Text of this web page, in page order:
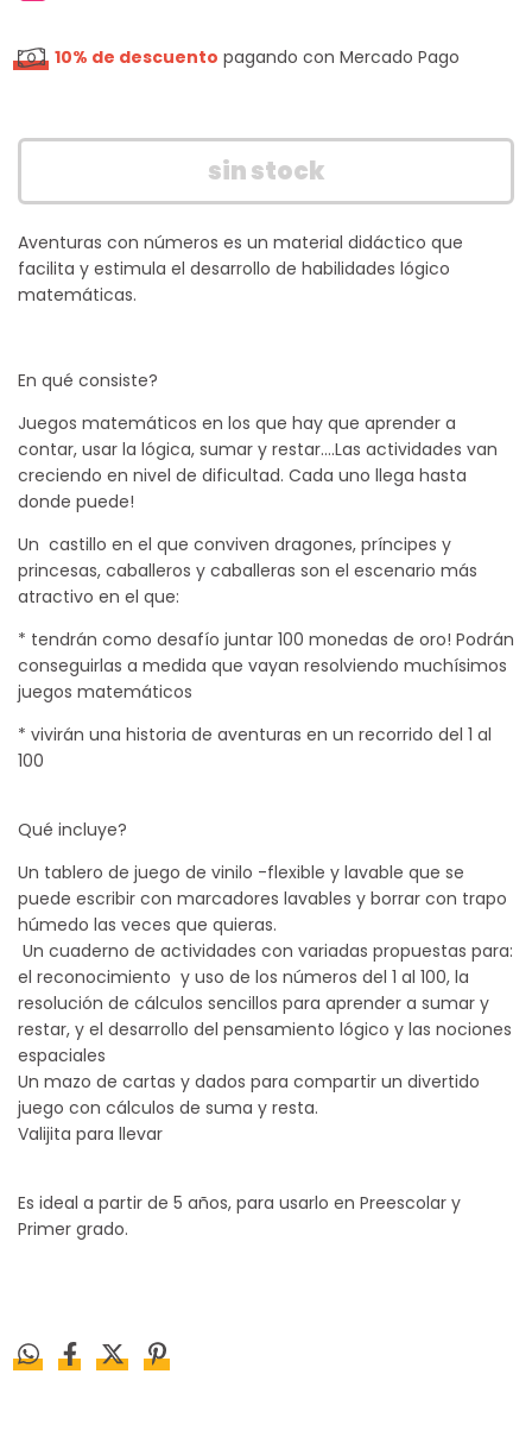
10% de descuento pagando con Mercado Pago
Aventuras con números es un material didáctico que
facilita y estimula el desarrollo de habilidades lógico
matemáticas.
En qué consiste?
Juegos matemáticos en los que hay que aprender a
contar, usar la lógica, sumar y restar....Las actividades van
creciendo en nivel de dificultad. Cada uno llega hasta
donde puede!
Un castillo en el que conviven dragones, príncipes y
princesas, caballeros y caballeras son el escenario más
atractivo en el que:
* tendrán como desafío juntar 100 monedas de oro! Podrán
conseguirlas a medida que vayan resolviendo muchísimos
juegos matemáticos
*️ vivirán una historia de aventuras en un recorrido del 1 al
100
Qué incluye?
Un tablero de juego de vinilo -flexible y lavable que se
puede escribir con marcadores lavables y borrar con trapo
húmedo las veces que quieras.
Un cuaderno de actividades con variadas propuestas para:
el reconocimiento y uso de los números del 1 al 100, la
resolución de cálculos sencillos para aprender a sumar y
restar, y el desarrollo del pensamiento lógico y las nociones
espaciales
Un mazo de cartas y dados para compartir un divertido
juego con cálculos de suma y resta.
Valijita para llevar
Es ideal a partir de 5 años, para usarlo en Preescolar y
Primer grado.